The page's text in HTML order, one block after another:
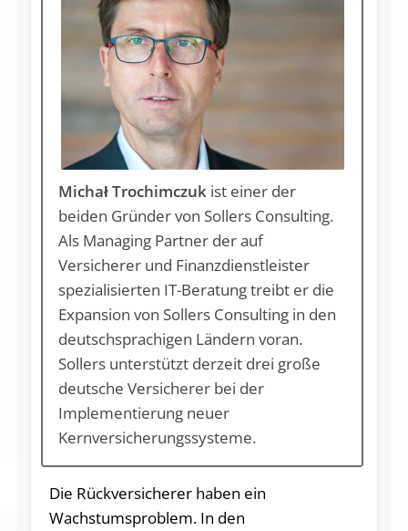
Michał Trochimczuk ist einer der
beiden Gründer von Sollers Consulting.
Als Managing Partner der auf
Versicherer und Finanz­dienst­leister
spezialisierten IT-Beratung treibt er die
Expansion von Sollers Consulting in den
deutschsprachigen Ländern voran.
Sollers unterstützt derzeit drei große
deutsche Versicherer bei der
Implementierung neuer
Kernversicherungssysteme.
Die Rückversicherer haben ein
Wachstumsproblem. In den